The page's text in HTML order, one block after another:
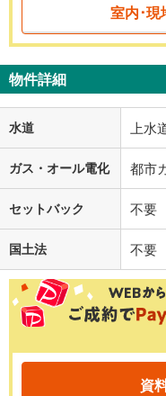
室内･現
物件詳細
水道 上水
ガス・オール電化 都市
セットバック 不要
国土法 不要
資